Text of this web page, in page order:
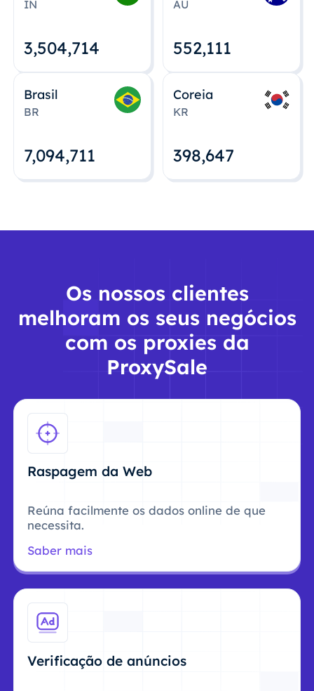
IN
3,504,715
AU
552,112
Brasil
BR
7,094,712
Coreia
KR
398,648
Os nossos clientes
melhoram os seus negócios
com os proxies da
ProxySale
Raspagem da Web
Reúna facilmente os dados online de que
necessita.
Saber mais
Verificação de anúncios